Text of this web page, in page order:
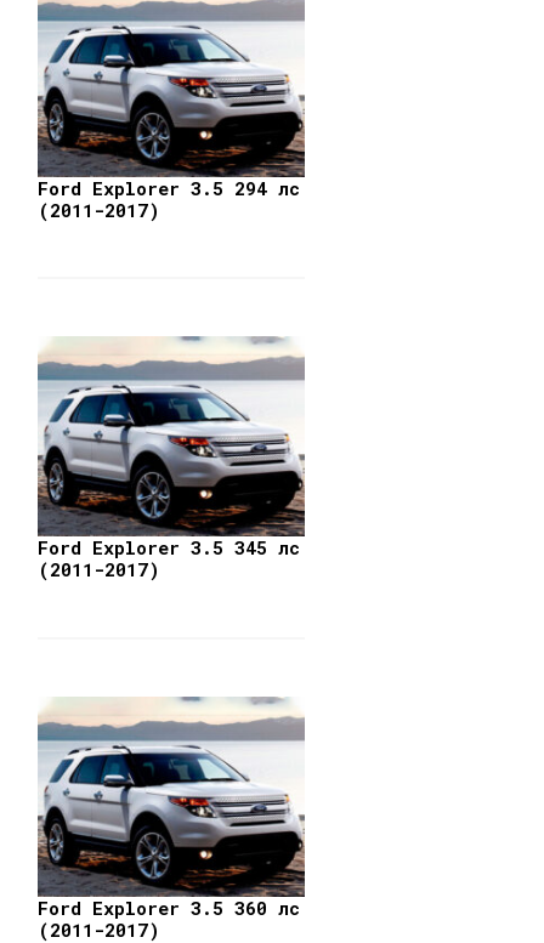
Ford Explorer 3.5 294 лс
(2011-2017)
Ford Explorer 3.5 345 лс
(2011-2017)
Ford Explorer 3.5 360 лс
(2011-2017)